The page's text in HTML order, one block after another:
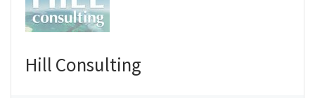
Hill Consulting